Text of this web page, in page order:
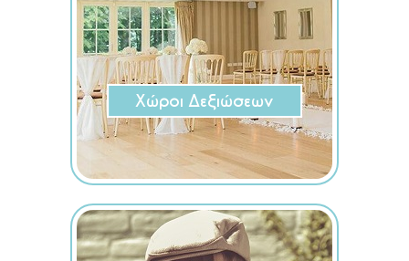
Χώροι Δεξιώσεων